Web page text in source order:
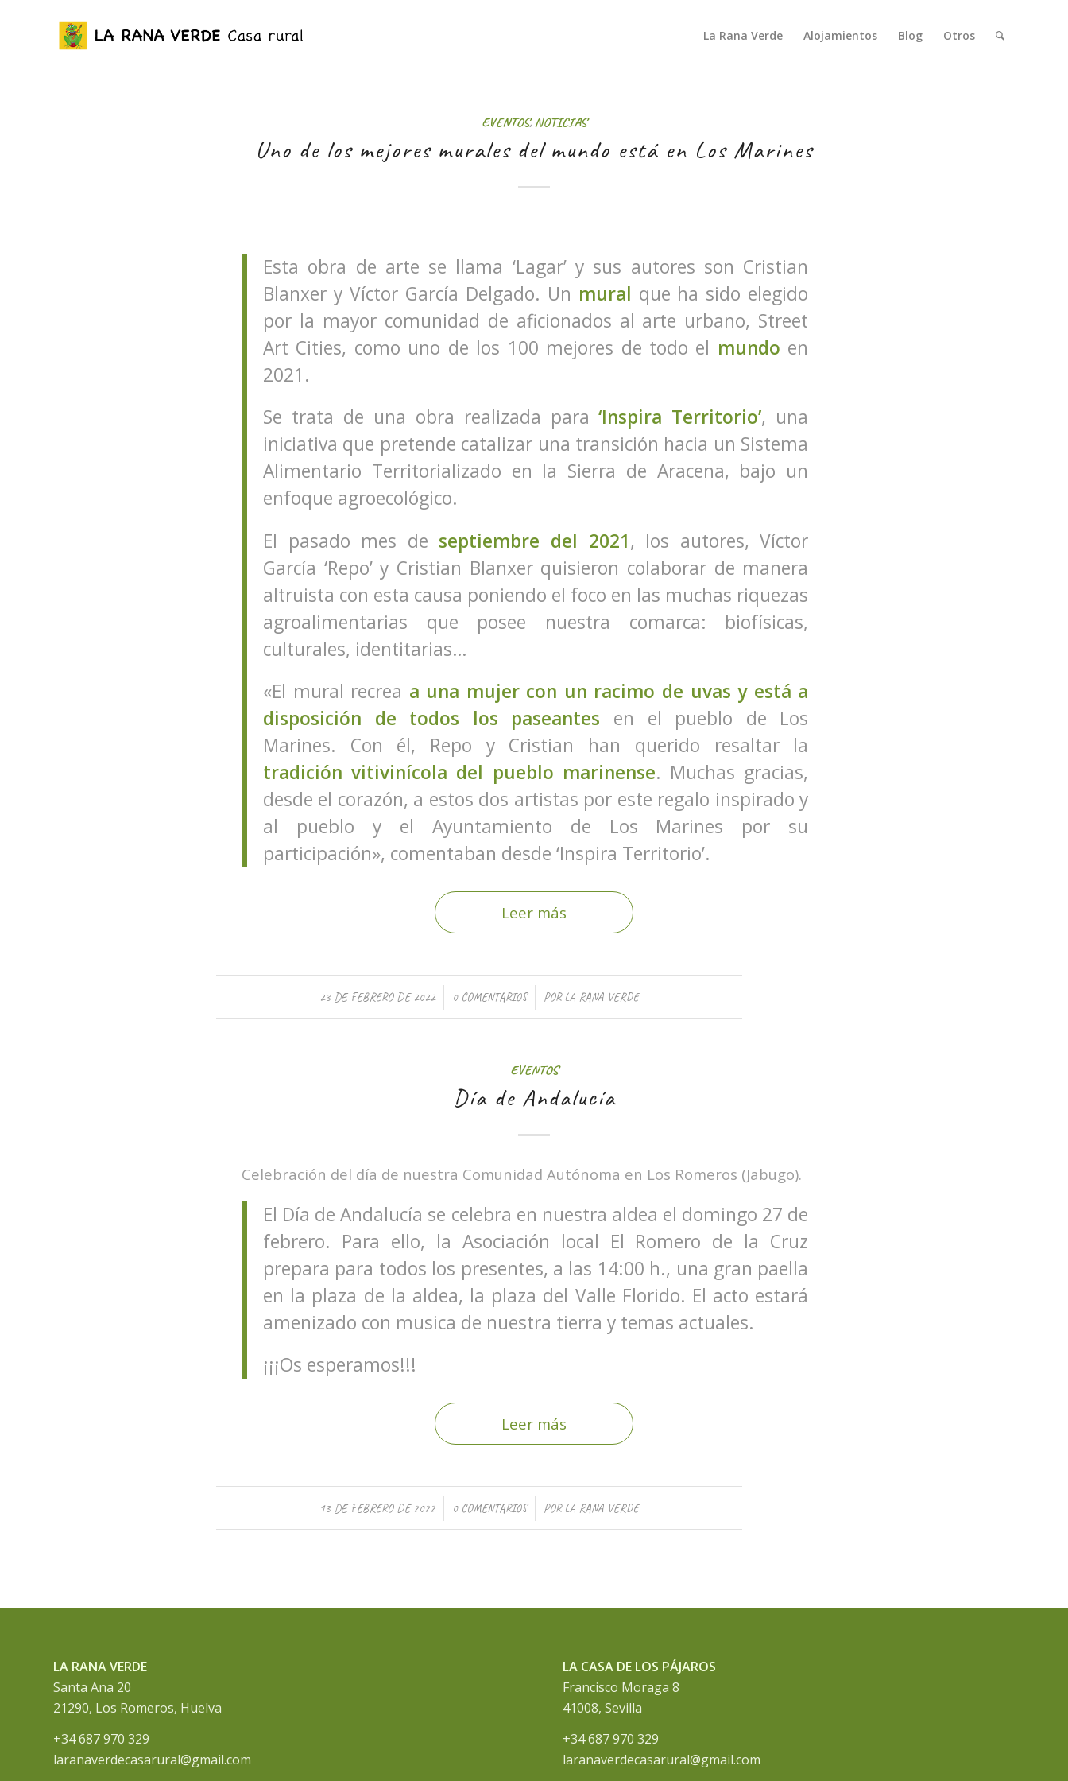
La Rana Verde Alojamientos Blog Otros
EVENTOS,NOTICIAS
Uno de los mejores murales del mundo está en Los Marines
Esta obra de arte se llama ‘Lagar’ y sus autores son Cristian
Blanxer y Víctor García Delgado. Un mural que ha sido elegido
por la mayor comunidad de aficionados al arte urbano, Street
Art Cities, como uno de los 100 mejores de todo el mundo en
2021.
Se trata de una obra realizada para‘Inspira Territorio’, una
iniciativa que pretende catalizar una transición hacia un Sistema
Alimentario Territorializado en la Sierra de Aracena, bajo un
enfoque agroecológico.
El pasado mes de septiembre del 2021, los autores, Víctor
García ‘Repo’ y Cristian Blanxer quisieron colaborar de manera
altruista con esta causa poniendo el foco en las muchas riquezas
agroalimentarias que posee nuestra comarca: biofísicas,
culturales, identitarias…
«El mural recrea a una mujer con un racimo de uvas y está a
disposición de todos los paseantes en el pueblo de Los
Marines. Con él, Repo y Cristian han querido resaltar la
tradición vitivinícola del pueblo marinense. Muchas gracias,
desde el corazón, a estos dos artistas por este regalo inspirado y
al pueblo y el Ayuntamiento de Los Marines por su
participación», comentaban desde ‘Inspira Territorio’.
Leer más
23 DE FEBRERO DE 2022
/ 0 COMENTARIOS
/ POR LA RANA VERDE
EVENTOS
Día de Andalucía
Celebración del día de nuestra Comunidad Autónoma en Los Romeros (Jabugo).
El Día de Andalucía se celebra en nuestra aldea el domingo 27 de
febrero. Para ello, la Asociación local El Romero de la Cruz
prepara para todos los presentes, a las 14:00 h., una gran paella
en la plaza de la aldea, la plaza del Valle Florido. El acto estará
amenizado con musica de nuestra tierra y temas actuales.
¡¡¡Os esperamos!!!
Leer más
13 DE FEBRERO DE 2022
/ 0 COMENTARIOS
/ POR LA RANA VERDE
LA RANA VERDE
Santa Ana 20
21290, Los Romeros, Huelva
+34 687 970 329
laranaverdecasarural@gmail.com
LA CASA DE LOS PÁJAROS
Francisco Moraga 8
41008, Sevilla
+34 687 970 329
laranaverdecasarural@gmail.com